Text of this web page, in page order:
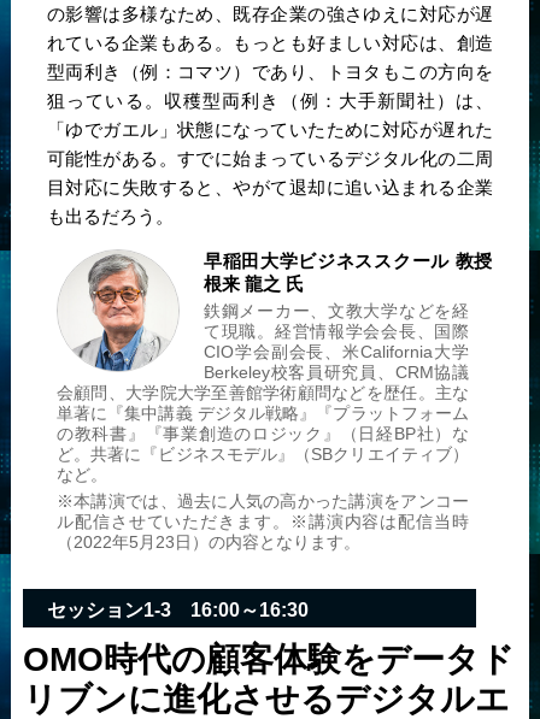
の影響は多様なため、既存企業の強さゆえに対応が遅
れている企業もある。もっとも好ましい対応は、創造
型両利き（例：コマツ）であり、トヨタもこの方向を
狙っている。収穫型両利き（例：大手新聞社）は、
「ゆでガエル」状態になっていたために対応が遅れた
可能性がある。すでに始まっているデジタル化の二周
目対応に失敗すると、やがて退却に追い込まれる企業
も出るだろう。
早稲田大学ビジネススクール 教授
根来 龍之 氏
鉄鋼メーカー、文教大学などを経
て現職。経営情報学会会長、国際
CIO学会副会長、米California大学
Berkeley校客員研究員、CRM協議
会顧問、大学院大学至善館学術顧問などを歴任。主な
単著に『集中講義 デジタル戦略』『プラットフォーム
の教科書』『事業創造のロジック』（日経BP社）な
ど。共著に『ビジネスモデル』（SBクリエイティブ）
など。
※本講演では、過去に人気の高かった講演をアンコー
ル配信させていただきます。
※講演内容は配信当時
（2022年5月23日）の内容となります。
セッション1-3 16:00～16:30
OMO時代の顧客体験をデータド
リブンに進化させるデジタルエ